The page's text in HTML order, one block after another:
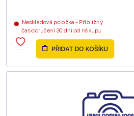
Neskladová položka - Přibližný
čas doručení 30 dní od nákupu
PŘIDAT DO KOŠÍKU